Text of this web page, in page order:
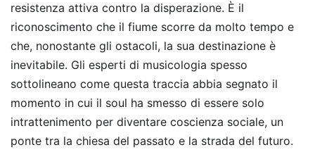
resistenza attiva contro la disperazione. È il
riconoscimento che il fiume scorre da molto tempo e
che, nonostante gli ostacoli, la sua destinazione è
inevitabile. Gli esperti di musicologia spesso
sottolineano come questa traccia abbia segnato il
momento in cui il soul ha smesso di essere solo
intrattenimento per diventare coscienza sociale, un
ponte tra la chiesa del passato e la strada del futuro.